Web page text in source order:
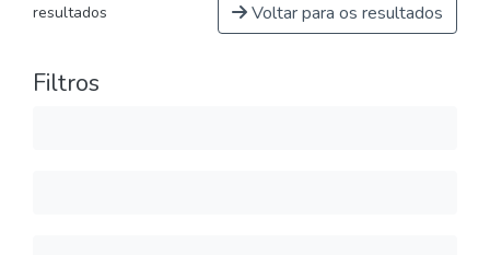
resultados Voltar para os resultados
Filtros